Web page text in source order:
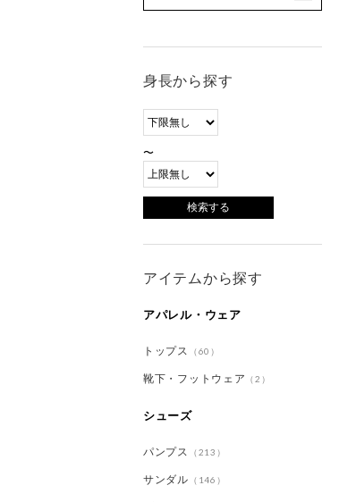
身長から探す
〜
アイテムから探す
アパレル・ウェア
トップス （60）
靴下・フットウェア （2）
シューズ
パンプス （213）
サンダル （146）